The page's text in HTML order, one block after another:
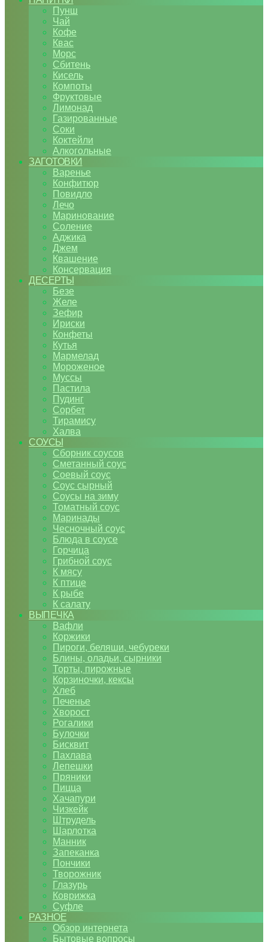
Пунш
Чай
Кофе
Квас
Морс
Сбитень
Кисель
Компоты
Фруктовые
Лимонад
Газированные
Соки
Коктейли
Алкогольные
ЗАГОТОВКИ
Варенье
Конфитюр
Повидло
Лечо
Маринование
Соление
Аджика
Джем
Квашение
Консервация
ДЕСЕРТЫ
Безе
Желе
Зефир
Ириски
Конфеты
Кутья
Мармелад
Мороженое
Муссы
Пастила
Пудинг
Сорбет
Тирамису
Халва
СОУСЫ
Сборник соусов
Сметанный соус
Соевый соус
Соус сырный
Соусы на зиму
Томатный соус
Маринады
Чесночный соус
Блюда в соусе
Горчица
Грибной соус
К мясу
К птице
К рыбе
К салату
ВЫПЕЧКА
Вафли
Коржики
Пироги, беляши, чебуреки
Блины, оладьи, сырники
Торты, пирожные
Корзиночки, кексы
Хлеб
Печенье
Хворост
Рогалики
Булочки
Бисквит
Пахлава
Лепешки
Пряники
Пицца
Хачапури
Чизкейк
Штрудель
Шарлотка
Манник
Запеканка
Пончики
Творожник
Глазурь
Коврижка
Суфле
РАЗНОЕ
Обзор интернета
Бытовые вопросы